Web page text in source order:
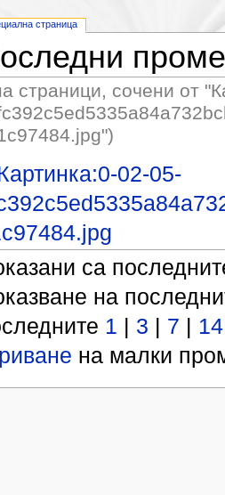
страници, сочени от
02-05-
са
на
1 | 3 | 7 | 14
на малки
страница